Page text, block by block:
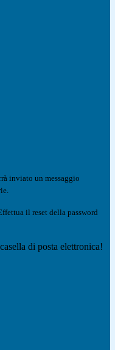
inviato un messaggio
il reset della password
di posta elettronica!